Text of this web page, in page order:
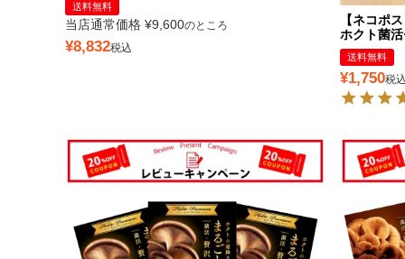
送料無料
当店通常価格 ¥9,600のところ
¥8,832税込
【ネコポ
ホクト菌
送料無料
¥1,750税